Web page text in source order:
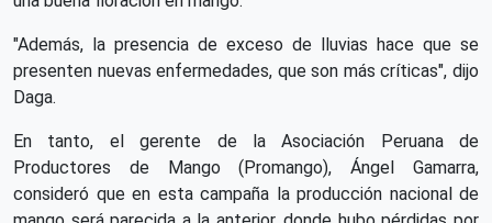
"Además, la presencia de exceso de lluvias hace que se
presenten nuevas enfermedades, que son más críticas", dijo
Daga.
En tanto, el gerente de la Asociación Peruana de
Productores de Mango (Promango), Ángel Gamarra,
consideró que en esta campaña la producción nacional de